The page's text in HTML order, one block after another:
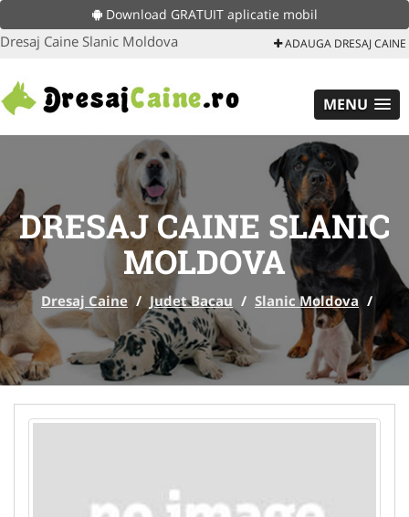
Download GRATUIT aplicatie mobil
Dresaj Caine Slanic Moldova ADAUGA DRESAJ CAINE
MENU
DRESAJ CAINE SLANIC
MOLDOVA
Dresaj Caine / Judet Bacau / Slanic Moldova /